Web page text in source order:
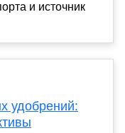
и источник
удобрений: